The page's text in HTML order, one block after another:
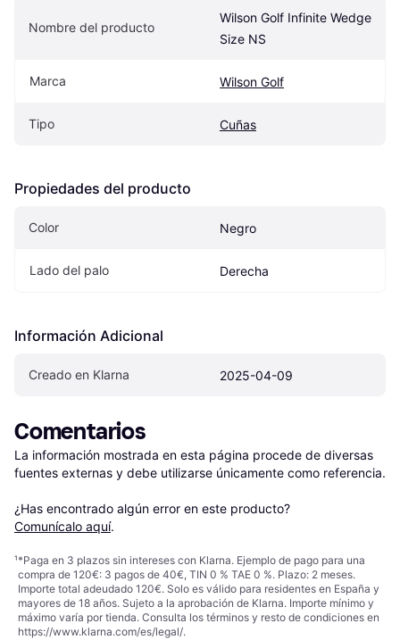
Nombre del producto
Wilson Golf Infinite Wedge
Size NS
Marca Wilson Golf
Tipo Cuñas
Propiedades del producto
Color Negro
Lado del palo Derecha
Información Adicional
Creado en Klarna 2025-04-09
Comentarios
La información mostrada en esta página procede de diversas
fuentes externas y debe utilizarse únicamente como referencia.
¿Has encontrado algún error en este producto?
Comunícalo aquí.
¹*Paga en 3 plazos sin intereses con Klarna. Ejemplo de pago para una
compra de 120€: 3 pagos de 40€, TIN 0 % TAE 0 %. Plazo: 2 meses.
Importe total adeudado 120€. Solo es válido para residentes en España y
mayores de 18 años. Sujeto a la aprobación de Klarna. Importe mínimo y
máximo varía por tienda. Consulta los términos y resto de condiciones en
https://www.klarna.com/es/legal/.